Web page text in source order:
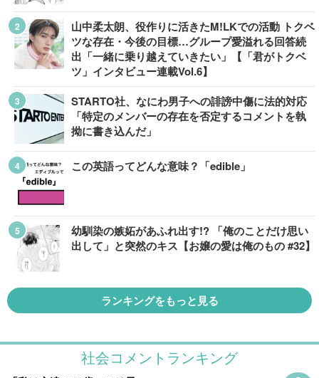
山中柔太朗、役作りに活きたM!LKでの活動 トクベ
ツな存在・今後の目標…グループ愛溢れる回答続
出「一緒に乗り越えていきたい」【「君がトクベ
ツ」インタビュー連載Vol.6】
STARTO社、なにわ男子への誹謗中傷に法的対応
「特定のメンバーの存在を否定するコメントを執
拗に書き込んだ」
この英語ってどんな意味？「edible」
幼馴染の嫉妬があふれ出す!? 「俺のことだけ思い
出して」と突然のキス【お嬢の愛は俺のもの #32】
ランキングをもっと見る